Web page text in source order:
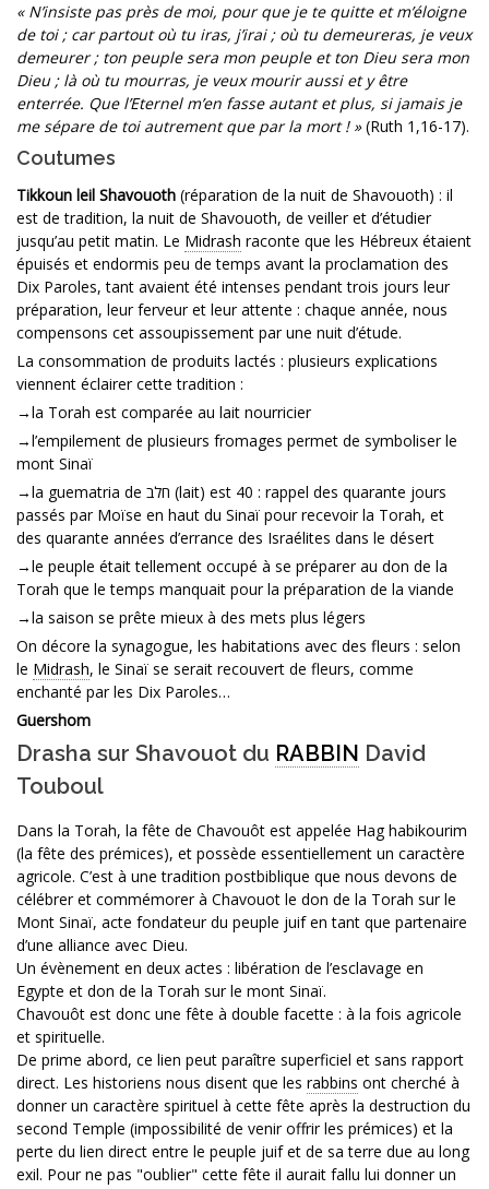
« N’insiste pas près de moi, pour que je te quitte et m’éloigne
de toi ; car partout où tu iras, j’irai ; où tu demeureras, je veux
demeurer ; ton peuple sera mon peuple et ton Dieu sera mon
Dieu ; là où tu mourras, je veux mourir aussi et y être
enterrée. Que l’Eternel m’en fasse autant et plus, si jamais je
me sépare de toi autrement que par la mort ! »(Ruth 1,16-17).
Coutumes
Tikkoun leil Shavouoth (réparation de la nuit de Shavouoth) : il
est de tradition, la nuit de Shavouoth, de veiller et d’étudier
jusqu’au petit matin. Le Midrash raconte que les Hébreux étaient
épuisés et endormis peu de temps avant la proclamation des
Dix Paroles, tant avaient été intenses pendant trois jours leur
préparation, leur ferveur et leur attente : chaque année, nous
compensons cet assoupissement par une nuit d’étude.
La consommation de produits lactés : plusieurs explications
viennent éclairer cette tradition :
→la Torah est comparée au lait nourricier
→l’empilement de plusieurs fromages permet de symboliser le
mont Sinaï
→la guematria de חלב (lait) est 40 : rappel des quarante jours
passés par Moïse en haut du Sinaï pour recevoir la Torah, et
des quarante années d’errance des Israélites dans le désert
→le peuple était tellement occupé à se préparer au don de la
Torah que le temps manquait pour la préparation de la viande
→la saison se prête mieux à des mets plus légers
On décore la synagogue, les habitations avec des fleurs : selon
le Midrash, le Sinaï se serait recouvert de fleurs, comme
enchanté par les Dix Paroles…
Guershom
Drasha sur Shavouot du RABBIN David
Touboul
Dans la Torah, la fête de Chavouôt est appelée Hag habikourim
(la fête des prémices), et possède essentiellement un caractère
agricole. C’est à une tradition postbiblique que nous devons de
célébrer et commémorer à Chavouot le don de la Torah sur le
Mont Sinaï, acte fondateur du peuple juif en tant que partenaire
d’une alliance avec Dieu.
Un évènement en deux actes : libération de l’esclavage en
Egypte et don de la Torah sur le mont Sinaï.
Chavouôt est donc une fête à double facette : à la fois agricole
et spirituelle.
De prime abord, ce lien peut paraître superficiel et sans rapport
direct. Les historiens nous disent que les rabbins ont cherché à
donner un caractère spirituel à cette fête après la destruction du
second Temple (impossibilité de venir offrir les prémices) et la
perte du lien direct entre le peuple juif et de sa terre due au long
exil. Pour ne pas "oublier" cette fête il aurait fallu lui donner un